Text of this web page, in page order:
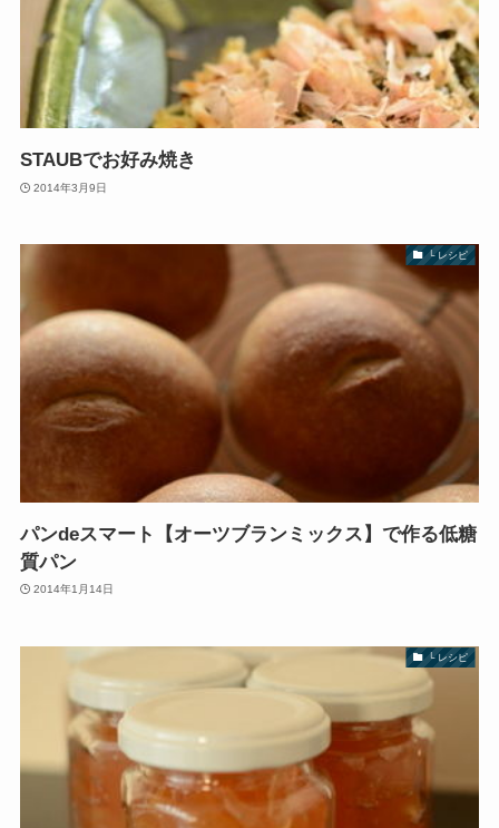
STAUBでお好み焼き
2014年3月9日
└ レシピ
パンdeスマート【オーツブランミックス】で作る低糖
質パン
2014年1月14日
└ レシピ